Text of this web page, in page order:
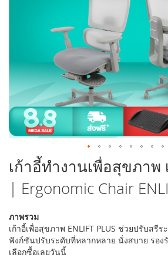
ข้าม
ไป
ที่
ส่วน
ต้น
ของ
แกล
เลอ
เก้าอี้ทำงานเพื่อสุขภา
| Ergonomic Chair
ภาพรวม
เก้าอี้เพื่อสุขภาพ ENLIFT PLUS ช่วยปรับสรี
ฟังก์ชันปรับระดับที่หลากหลาย นั่งสบาย รอง
เลือกซื้อเลยวันนี้